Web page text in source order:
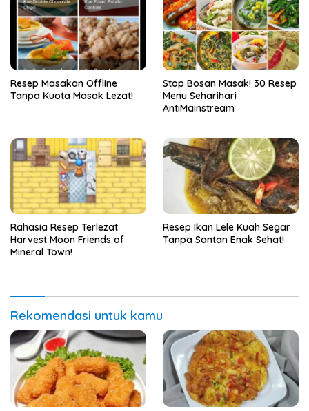
Resep Masakan Offline
Tanpa Kuota Masak Lezat!
Stop Bosan Masak! 30 Resep
Menu Seharihari
AntiMainstream
Rahasia Resep Terlezat
Harvest Moon Friends of
Mineral Town!
Resep Ikan Lele Kuah Segar
Tanpa Santan Enak Sehat!
Rekomendasi untuk kamu